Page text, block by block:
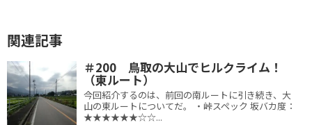
関連記事
＃200 鳥取の大山でヒルクライム！
（東ルート）
今回紹介するのは、前回の南ルートに引き続き、大
山の東ルートについてだ。 ・峠スペック 坂バカ度：
★★★★★★☆☆...